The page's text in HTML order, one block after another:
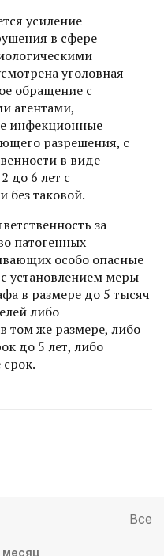
усиление
в сфере
уголовная
обращение с
агентами,
инфекционные
разрешения, с
в виде
до 6 лет с
без таковой.
за
патогенных
особо опасные
установлением меры
в размере до 5 тысяч
либо
том же размере, либо
до 5 лет, либо
Все
месяц